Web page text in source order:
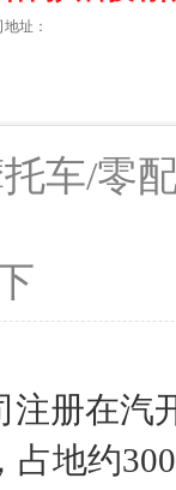
址：
车/零
册在汽
占地约